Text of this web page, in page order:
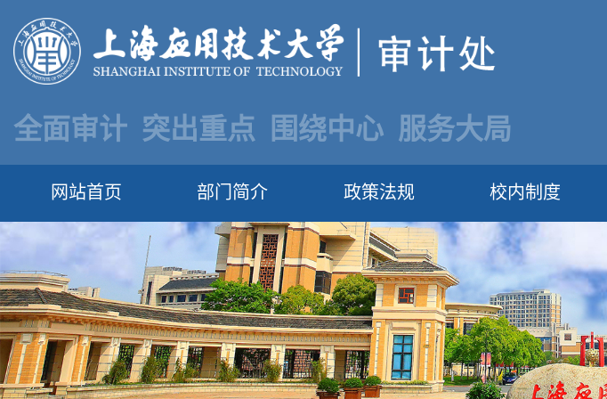
全面审计 突出重点 围绕中心 服务大局
网站首页 部门简介 政策法规 校内制度